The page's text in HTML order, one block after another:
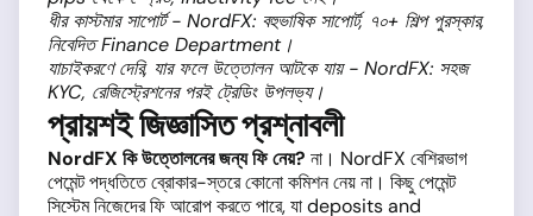
ধীর কাস্টমার সাপোর্ট - NordFX: বহুভাষিক সাপোর্ট, ৭০+ শিল্প পুরস্কার,
নিবেদিত Finance Department।
যাচাইকরণে দেরি, যার ফলে উত্তোলন আটকে যায় - NordFX: সহজ
KYC, রেজিস্ট্রেশনের পরই ট্রেডিং উপলভ্য।
প্রায়শই জিজ্ঞাসিত প্রশ্নাবলী
NordFX কি উত্তোলনের জন্য ফি নেয়? না। NordFX বেশিরভাগ
পেমেন্ট পদ্ধতিতে ব্রোকার-স্তরে কোনো কমিশন নেয় না। কিছু পেমেন্ট
সিস্টেম নিজেদের ফি আরোপ করতে পারে, যা deposits and